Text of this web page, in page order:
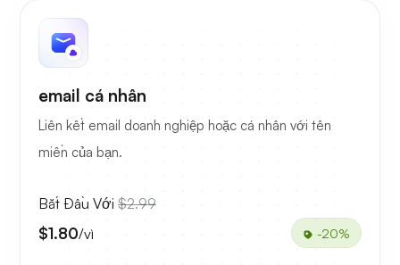
email cá nhân
Liên kết email doanh nghiệp hoặc cá nhân với tên
miền của bạn.
Bắt Đầu Với $2.99
$1.80/vì -20%